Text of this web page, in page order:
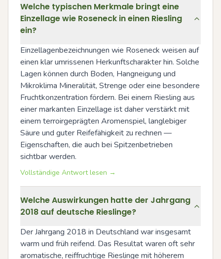
Welche typischen Merkmale bringt eine
Einzellage wie Roseneck in einen Riesling
ein?
Einzellagenbezeichnungen wie Roseneck weisen auf
einen klar umrissenen Herkunftscharakter hin. Solche
Lagen können durch Boden, Hangneigung und
Mikroklima Mineralität, Strenge oder eine besondere
Fruchtkonzentration fördern. Bei einem Riesling aus
einer markanten Einzellage ist daher verstärkt mit
einem terroirgeprägten Aromenspiel, langlebiger
Säure und guter Reifefähigkeit zu rechnen —
Eigenschaften, die auch bei Spitzenbetrieben
sichtbar werden.
Vollständige Antwort lesen →
Welche Auswirkungen hatte der Jahrgang
2018 auf deutsche Rieslinge?
Der Jahrgang 2018 in Deutschland war insgesamt
warm und früh reifend. Das Resultat waren oft sehr
aromatische, reiffruchtige Rieslinge mit höherem